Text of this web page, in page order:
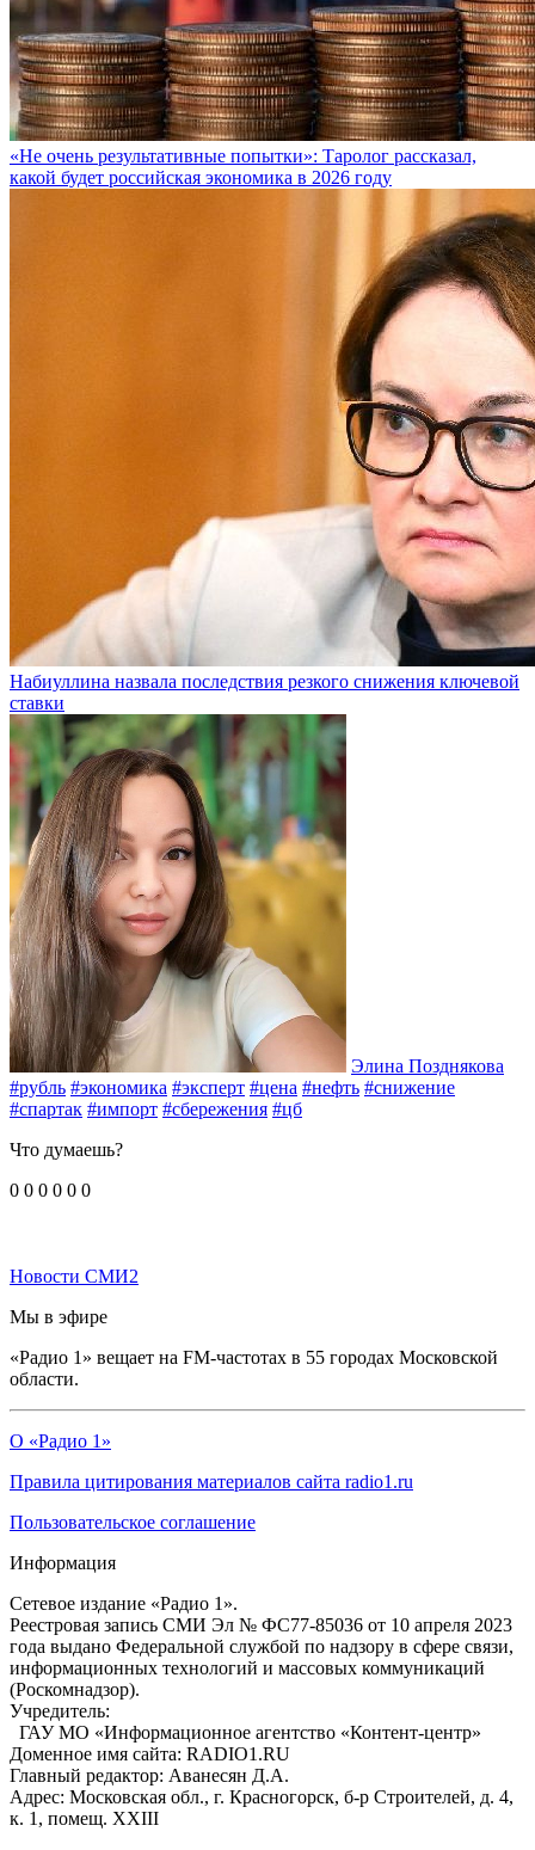
«Не очень результативные попытки»: Таролог рассказал,
какой будет российская экономика в 2026 году
Набиуллина назвала последствия резкого снижения ключевой
ставки
Элина Позднякова
#рубль #экономика #эксперт #цена #нефть #снижение
#спартак #импорт #сбережения #цб
Что думаешь?
0 0 0 0 0 0
Новости СМИ2
Мы в эфире
«Радио 1» вещает на FM-частотах в 55 городах Московской
области.
О «Радио 1»
Правила цитирования материалов сайта radio1.ru
Пользовательское соглашение
Информация
Сетевое издание «Радио 1».
Реестровая запись СМИ Эл № ФС77-85036 от 10 апреля 2023
года выдано Федеральной службой по надзору в сфере связи,
информационных технологий и массовых коммуникаций
(Роскомнадзор).
Учредитель:
ГАУ МО «Информационное агентство «Контент-центр»
Доменное имя сайта: RADIO1.RU
Главный редактор: Аванесян Д.А.
Адрес: Московская обл., г. Красногорск, б-р Строителей, д. 4,
к. 1, помещ. XXIII